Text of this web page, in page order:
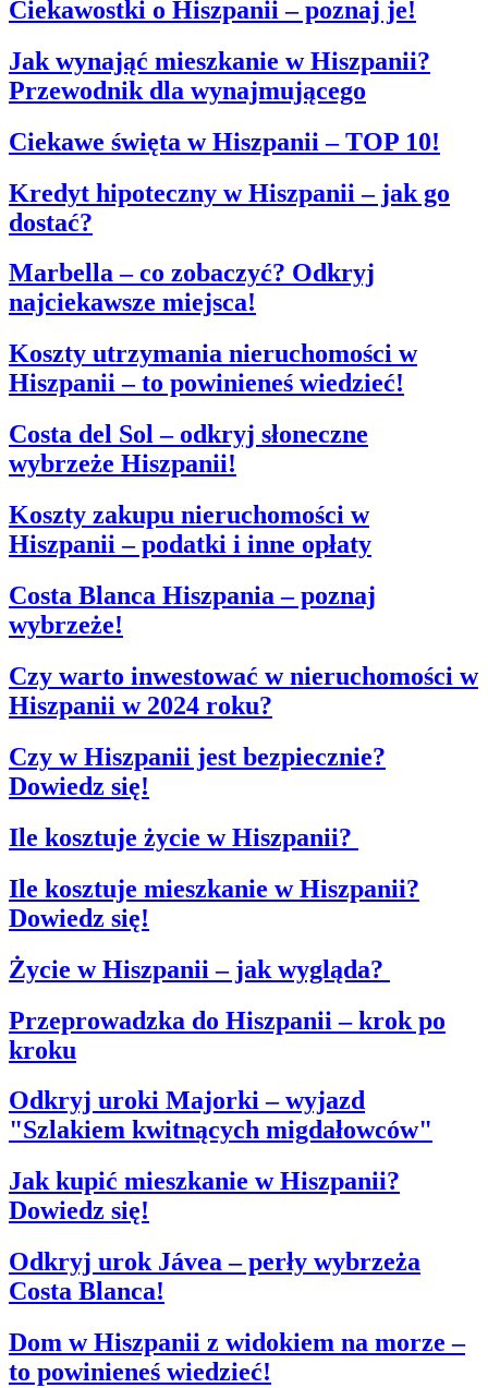
Ciekawostki o Hiszpanii – poznaj je!
Jak wynająć mieszkanie w Hiszpanii?
Przewodnik dla wynajmującego
Ciekawe święta w Hiszpanii – TOP 10!
Kredyt hipoteczny w Hiszpanii – jak go
dostać?
Marbella – co zobaczyć? Odkryj
najciekawsze miejsca!
Koszty utrzymania nieruchomości w
Hiszpanii – to powinieneś wiedzieć!
Costa del Sol – odkryj słoneczne
wybrzeże Hiszpanii!
Koszty zakupu nieruchomości w
Hiszpanii – podatki i inne opłaty
Costa Blanca Hiszpania – poznaj
wybrzeże!
Czy warto inwestować w nieruchomości w
Hiszpanii w 2024 roku?
Czy w Hiszpanii jest bezpiecznie?
Dowiedz się!
Ile kosztuje życie w Hiszpanii?
Ile kosztuje mieszkanie w Hiszpanii?
Dowiedz się!
Życie w Hiszpanii – jak wygląda?
Przeprowadzka do Hiszpanii – krok po
kroku
Odkryj uroki Majorki – wyjazd
"Szlakiem kwitnących migdałowców"
Jak kupić mieszkanie w Hiszpanii?
Dowiedz się!
Odkryj urok Jávea – perły wybrzeża
Costa Blanca!
Dom w Hiszpanii z widokiem na morze –
to powinieneś wiedzieć!